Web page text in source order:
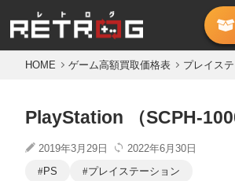
HOME ゲーム高額買取価格表 プレイス
PlayStation （SCPH-
2019年3月29日
2022年6月30日
PS
プレイステーション